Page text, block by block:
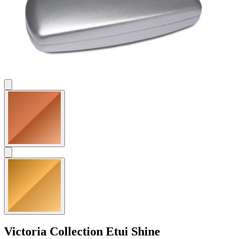
Victoria Collection Etui Shine